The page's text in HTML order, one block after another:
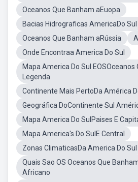
Oceanos Que Banham aEuopa
Bacias Hidrograficas AmericaDo Sul
Oceanos Que Banham aRússia
Onde Encontraa America Do Sul
Mapa America Do Sul EOSOceanos
Legenda
Continente Mais PertoDa América
Geográfica DoContinente Sul
Mapa America Do SulPaises E
Mapa America's Do SulE Central
Zonas ClimaticasDa America Do Sul
Quais Sao OS Oceanos Que
Africano